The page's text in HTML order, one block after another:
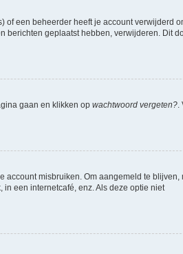
of een beheerder heeft je account verwijderd
berichten geplaatst hebben, verwijderen. Dit
gaan en klikken op wachtwoord vergeten?.
misbruiken. Om aangemeld te blijven,
een internetcafé, enz. Als deze optie niet